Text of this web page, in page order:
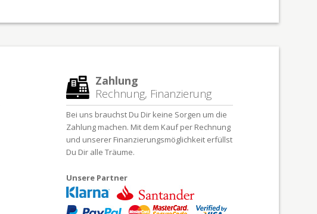
Zahlung
Rechnung, Finanzierung
Bei uns brauchst Du Dir keine Sorgen um die
Zahlung machen. Mit dem Kauf per Rechnung
und unserer Finanzierungsmöglichkeit erfüllst
Du Dir alle Träume.
Unsere Partner